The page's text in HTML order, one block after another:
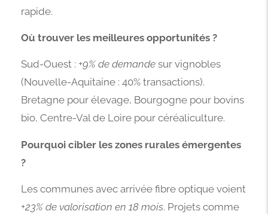
rapide.
Où trouver les meilleures opportunités ?
Sud-Ouest : +9% de demande sur vignobles
(Nouvelle-Aquitaine : 40% transactions).
Bretagne pour élevage, Bourgogne pour bovins
bio, Centre-Val de Loire pour céréaliculture.
Pourquoi cibler les zones rurales émergentes
?
Les communes avec arrivée fibre optique voient
+23% de valorisation en 18 mois. Projets comme